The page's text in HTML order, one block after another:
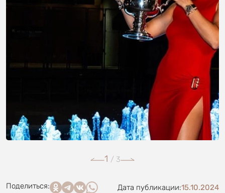
1 / 3
Поделиться: Дата публикации:15.10.2024